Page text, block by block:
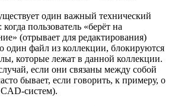
один важный технический
пользователь «берёт на
(отрывает для редактирования)
один файл из коллекции, блокируются
которые лежат в данной коллекции.
если они связаны между собой
бывает, если говорить, к примеру, о
систем).